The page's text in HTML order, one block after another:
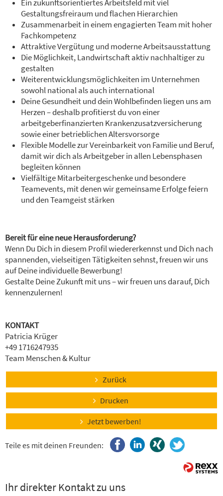
Ein zukunftsorientiertes Arbeitsfeld mit viel
Gestaltungsfreiraum und flachen Hierarchien
Zusammenarbeit in einem engagierten Team mit hoher
Fachkompetenz
Attraktive Vergütung und moderne Arbeitsausstattung
Die Möglichkeit, Landwirtschaft aktiv nachhaltiger zu
gestalten
Weiterentwicklungsmöglichkeiten im Unternehmen
sowohl national als auch international
Deine Gesundheit und dein Wohlbefinden liegen uns am
Herzen – deshalb profitierst du von einer
arbeitgeberfinanzierten Krankenzusatzversicherung
sowie einer betrieblichen Altersvorsorge
Flexible Modelle zur Vereinbarkeit von Familie und Beruf,
damit wir dich als Arbeitgeber in allen Lebensphasen
begleiten können
Vielfältige Mitarbeitergeschenke und besondere
Teamevents, mit denen wir gemeinsame Erfolge feiern
und den Teamgeist stärken
Bereit für eine neue Herausforderung?
Wenn Du Dich in diesem Profil wiedererkennst und Dich nach
spannenden, vielseitigen Tätigkeiten sehnst, freuen wir uns
auf Deine individuelle Bewerbung!
Gestalte Deine Zukunft mit uns – wir freuen uns darauf, Dich
kennenzulernen!
KONTAKT
Patricia Krüger
+49 1716247935
Team Menschen & Kultur
Zurück
Drucken
Jetzt bewerben!
Teile es mit deinen Freunden:
Ihr direkter Kontakt zu uns